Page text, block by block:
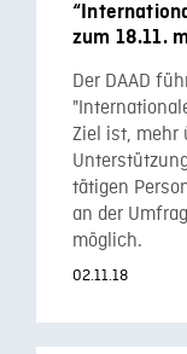
zum 18.11.
Der DAAD
Ziel ist, mehr
tätigen
an der
möglich.
02.11.18